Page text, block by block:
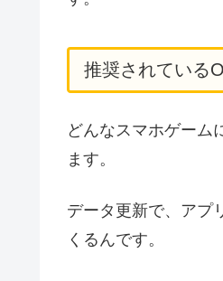
推奨されている
どんなスマホゲーム
ます。
データ更新で、アプ
くるんです。